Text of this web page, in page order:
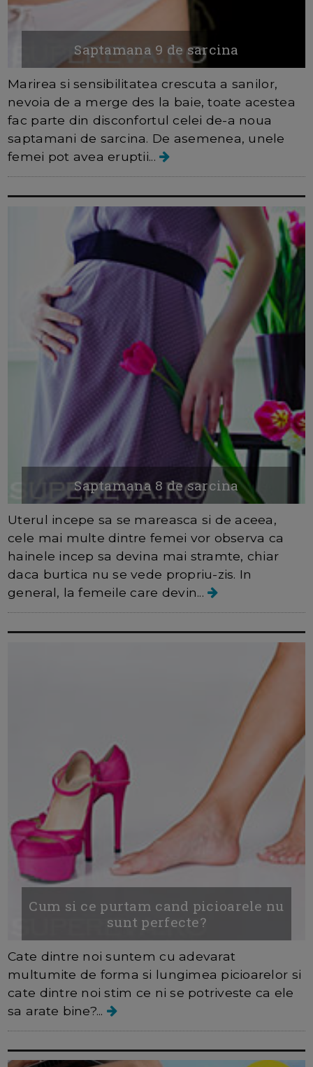
Saptamana 9 de sarcina
Marirea si sensibilitatea crescuta a sanilor,
nevoia de a merge des la baie, toate acestea
fac parte din disconfortul celei de-a noua
saptamani de sarcina. De asemenea, unele
femei pot avea eruptii...
Saptamana 8 de sarcina
Uterul incepe sa se mareasca si de aceea,
cele mai multe dintre femei vor observa ca
hainele incep sa devina mai stramte, chiar
daca burtica nu se vede propriu-zis. In
general, la femeile care devin...
Cum si ce purtam cand picioarele nu
sunt perfecte?
Cate dintre noi suntem cu adevarat
multumite de forma si lungimea picioarelor si
cate dintre noi stim ce ni se potriveste ca ele
sa arate bine?...